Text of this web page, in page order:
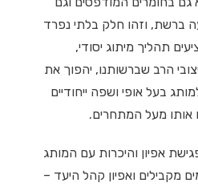
ברשת, וזהו חלק בלתי נפרד
תהליך מיתוג יסודי,
הרב שברשותנו, יהפוך את
בעל אופי ושפה ייחודיים
אותו מעל המתחרים.
אפיון והיכרות עם המותג
מקבילים ואפיון קהל היעד –